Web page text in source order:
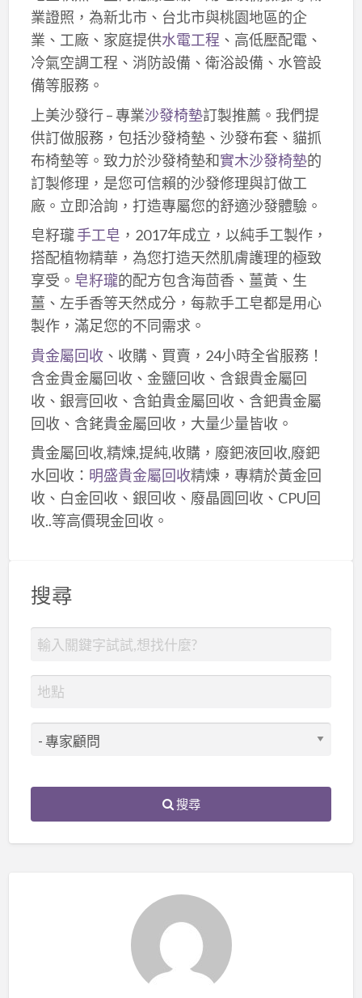
業證照，為新北市、台北市與桃園地區的企
業、工廠、家庭提供水電工程 、高低壓配電、
冷氣空調工程、消防設備、衛浴設備、水管設
備等服務。
上美沙發行 – 專業沙發椅墊訂製推薦。我們提
供訂做服務，包括沙發椅墊、沙發布套、貓抓
布椅墊等。致力於沙發椅墊和實木沙發椅墊的
訂製修理，是您可信賴的沙發修理與訂做工
廠。立即洽詢，打造專屬您的舒適沙發體驗。
皂籽瓏手工皂 ，2017年成立，以純手工製作，
搭配植物精華，為您打造天然肌膚護理的極致
享受。 皂籽瓏的配方包含海茴香、薑黃、生
薑、左手香等天然成分，每款手工皂都是用心
製作，滿足您的不同需求。
貴金屬回收、收購、買賣，24小時全省服務！
含金貴金屬回收、金鹽回收、含銀貴金屬回
收、銀膏回收、含鉑貴金屬回收、含鈀貴金屬
回收、含銠貴金屬回收，大量少量皆收。
貴金屬回收,精煉,提純,收購，廢鈀液回收,廢鈀
水回收： 明盛貴金屬回收精煉，專精於黃金回
收、白金回收、銀回收、廢晶圓回收、CPU回
收..等高價現金回收。
搜尋
搜尋